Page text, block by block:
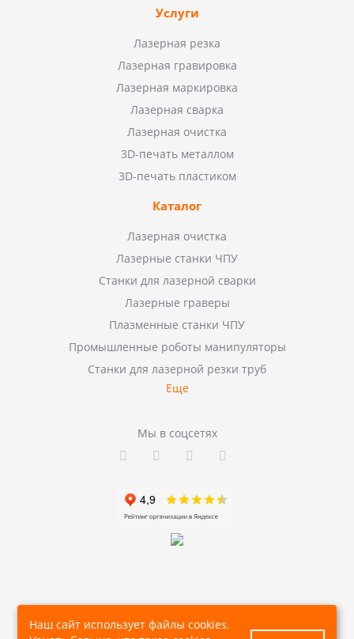
Услуги
Лазерная резка
Лазерная гравировка
Лазерная маркировка
Лазерная сварка
Лазерная очистка
3D-печать металлом
3D-печать пластиком
Каталог
Лазерная очистка
Лазерные станки ЧПУ
Станки для лазерной сварки
Лазерные граверы
Плазменные станки ЧПУ
Промышленные роботы манипуляторы
Станки для лазерной резки труб
Еще
Мы в соцсетях
© 2026, Все права защищены
Наш сайт использует файлы cookies.